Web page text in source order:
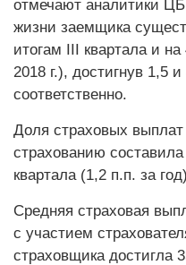
отмечают аналитики
жизни заемщика
итогам III квартала и
2018 г.), достигнув 1,5
соответственно.
Доля страховых
страхованию
квартала (1,2 п.п. за
Средняя страховая
с участием
страховщика достигла